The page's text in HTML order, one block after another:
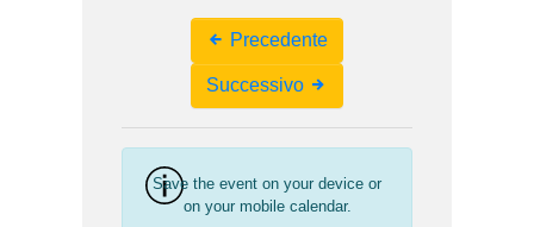
Navigation
Precedente
Successivo
Save the event on your device or
on your mobile calendar.